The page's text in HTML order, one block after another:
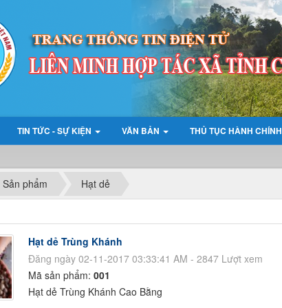
TIN TỨC - SỰ KIỆN VĂN BẢN THỦ TỤC HÀNH CHÍNH
Sản phẩm Hạt dẻ
Hạt dẻ Trùng Khánh
Đăng ngày 02-11-2017 03:33:41 AM - 2847 Lượt xem
Mã sản phẩm: 001
Hạt dẻ Trùng Khánh Cao Bằng